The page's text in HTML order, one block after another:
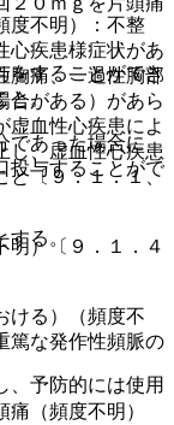
度不明）：不整
心疾患様症状があ
胸痛、一過性胸部
合がある）があら
虚血性心疾患によ
し、虚血性心疾患
と〔９．１．１、
）〔９．１．４
ける）（頻度不
篤な発作性頻脈の
（頻度不明）
をすることができ
と。
であった場合に
投与することがで
する。
予防的には使用